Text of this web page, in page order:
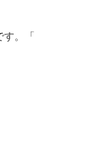
。「